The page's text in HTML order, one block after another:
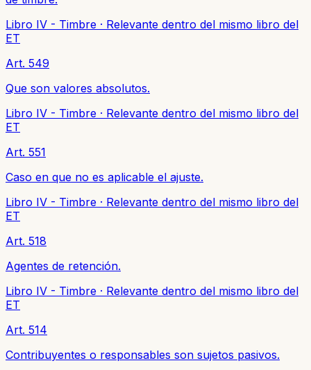
Libro IV - Timbre · Relevante dentro del mismo libro del
ET
Art. 549
Que son valores absolutos.
Libro IV - Timbre · Relevante dentro del mismo libro del
ET
Art. 551
Caso en que no es aplicable el ajuste.
Libro IV - Timbre · Relevante dentro del mismo libro del
ET
Art. 518
Agentes de retención.
Libro IV - Timbre · Relevante dentro del mismo libro del
ET
Art. 514
Contribuyentes o responsables son sujetos pasivos.